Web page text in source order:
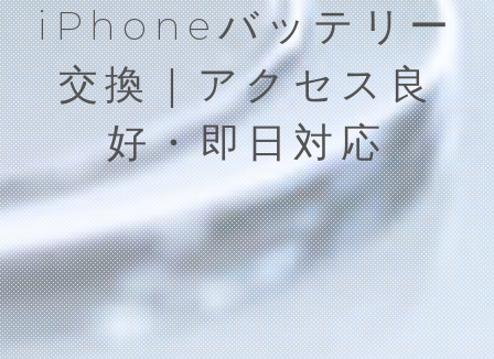
iPhoneバッテリー
交換｜アクセス良
好・即日対応